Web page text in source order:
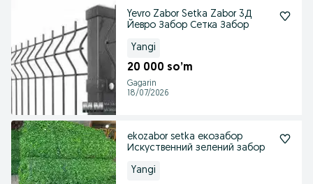
Yevro Zabor Setka Zabor 3Д
Йевро Забор Сетка Забор
Yangi
20 000 so’m
Gagarin
18/07/2026
ekozabor setka екозабор
Искуственний зелений забор
Yangi